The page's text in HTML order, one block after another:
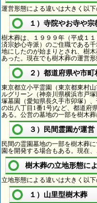
運営形態による違いは大きく以下
１）寺院やお寺や
樹木葬は、１９９９年（平成１
済宗妙心寺派）のご住職である
地にしたのが始まりとされ、樹
あった。現在でも樹木葬の運営形
２）都道府県や市町
東京都立小平霊園（東京都東村
ルグリーン（神奈川県横浜市戸
塚墓園（愛知県長久手市卯塚）
の出八丁目1番1号)など、都道府
ある。公営の墓地の一部を樹木葬
３）民間霊園が運営
民間の霊園墓地の一部を樹木葬
園を開発する場合もある。現在
樹木葬の立地形態に
立地形態による違いは大きく以下
１）山里型樹木葬